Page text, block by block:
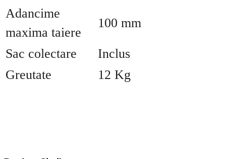
Adancime
maxima taiere
100 mm
Sac colectare
Inclus
Greutate
12 Kg